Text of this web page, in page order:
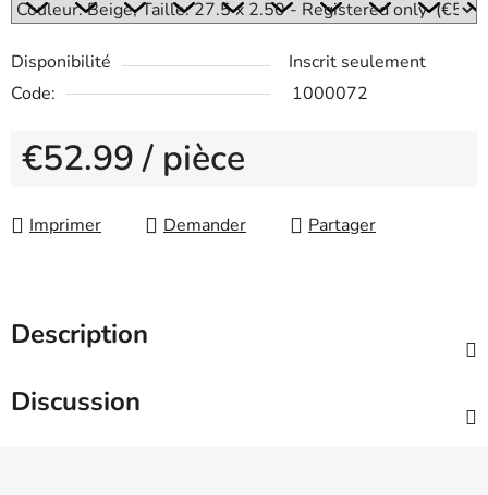
Disponibilité
Inscrit seulement
Code:
1000072
€52.99/ pièce
Imprimer
Demander Partager
Description
Discussion